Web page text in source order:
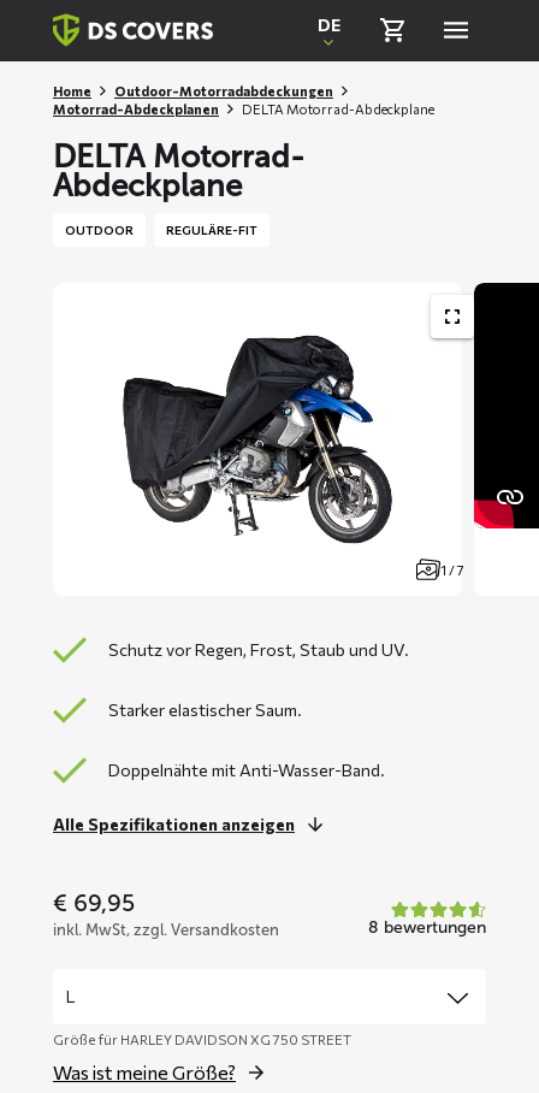
Skiplinks
DE
Home
Outdoor-Motorradabdeckungen
Motorrad-Abdeckplanen
DELTA Motorrad-Abdeckplane
DELTA Motorrad-
Abdeckplane
OUTDOOR REGULÄRE-FIT
1 / 7
Schutz vor Regen, Frost, Staub und UV.
Starker elastischer Saum.
Doppelnähte mit Anti-Wasser-Band.
Alle Spezifikationen anzeigen
€ 69,95
inkl. MwSt, zzgl. Versandkosten 8 bewertungen
Größe für HARLEY DAVIDSON XG 750 STREET
Was ist meine Größe?